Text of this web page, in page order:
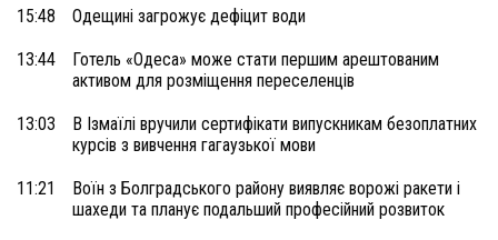
15:48 Одещині загрожує дефіцит води
13:44
Готель «Одеса» може стати першим арештованим
активом для розміщення переселенців
13:03
В Ізмаїлі вручили сертифікати випускникам безоплатних
курсів з вивчення гагаузької мови
11:21
Воїн з Болградського району виявляє ворожі ракети і
шахеди та планує подальший професійний розвиток